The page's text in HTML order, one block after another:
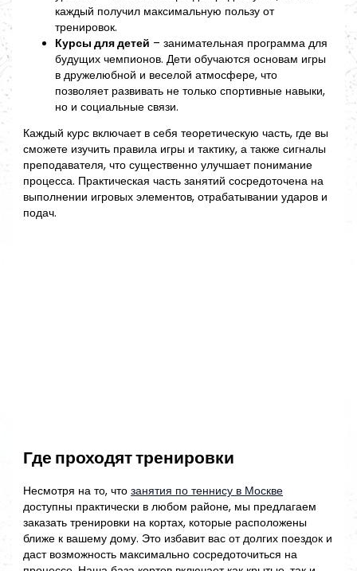
каждый получил максимальную пользу от
тренировок.
Курсы для детей – занимательная программа для
будущих чемпионов. Дети обучаются основам игры
в дружелюбной и веселой атмосфере, что
позволяет развивать не только спортивные навыки,
но и социальные связи.
Каждый курс включает в себя теоретическую часть, где вы
сможете изучить правила игры и тактику, а также сигналы
преподавателя, что существенно улучшает понимание
процесса. Практическая часть занятий сосредоточена на
выполнении игровых элементов, отрабатывании ударов и
подач.
Где проходят тренировки
Несмотря на то, чтозанятия по теннису в Москве
доступны практически в любом районе, мы предлагаем
заказать тренировки на кортах, которые расположены
ближе к вашему дому. Это избавит вас от долгих поездок и
даст возможность максимально сосредоточиться на